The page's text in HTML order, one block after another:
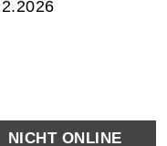
NICHT ONLINE